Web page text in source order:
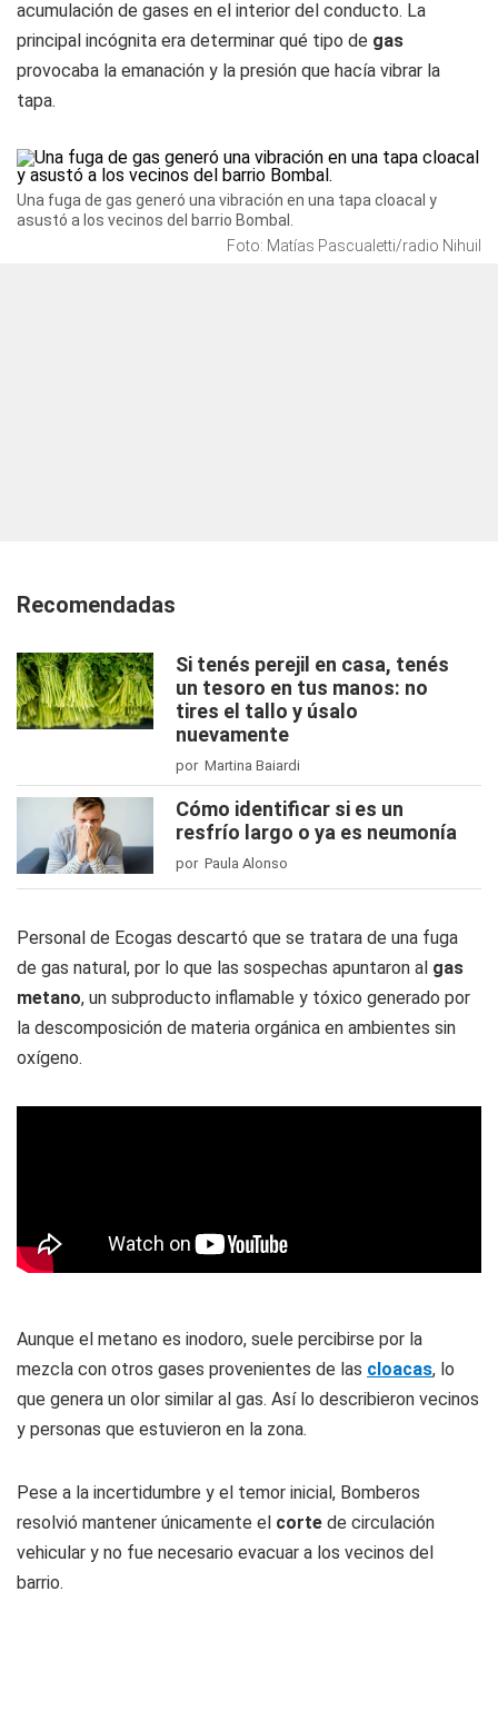
acumulación de gases en el interior del conducto. La
principal incógnita era determinar qué tipo de gas
provocaba la emanación y la presión que hacía vibrar la
tapa.
Una fuga de gas generó una vibración en una tapa cloacal y
asustó a los vecinos del barrio Bombal.
Foto: Matías Pascualetti/radio Nihuil
Recomendadas
Si tenés perejil en casa, tenés
un tesoro en tus manos: no
tires el tallo y úsalo
nuevamente
por Martina Baiardi
Cómo identificar si es un
resfrío largo o ya es neumonía
por Paula Alonso
Personal de Ecogas descartó que se tratara de una fuga
de gas natural, por lo que las sospechas apuntaron al gas
metano, un subproducto inflamable y tóxico generado por
la descomposición de materia orgánica en ambientes sin
oxígeno.
Aunque el metano es inodoro, suele percibirse por la
mezcla con otros gases provenientes de las cloacas, lo
que genera un olor similar al gas. Así lo describieron vecinos
y personas que estuvieron en la zona.
Pese a la incertidumbre y el temor inicial, Bomberos
resolvió mantener únicamente el corte de circulación
vehicular y no fue necesario evacuar a los vecinos del
barrio.